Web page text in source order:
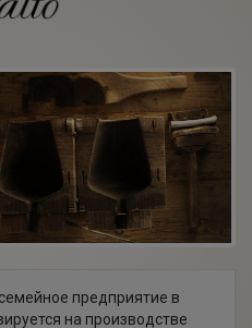
предприятие в
на производстве